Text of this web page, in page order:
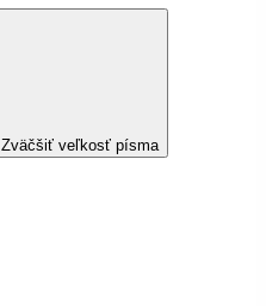
Zväčšiť veľkosť písma